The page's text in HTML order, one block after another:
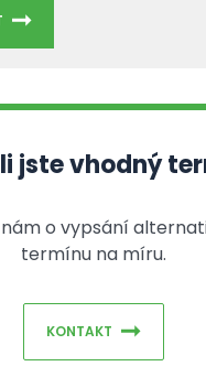
jste vhodný
o vypsání
termínu na míru.
KONTAKT